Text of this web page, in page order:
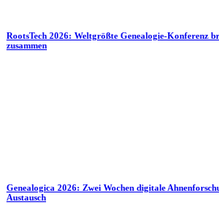
RootsTech 2026: Weltgrößte Genealogie-Konferenz
zusammen
Genealogica 2026: Zwei Wochen digitale
Austausch